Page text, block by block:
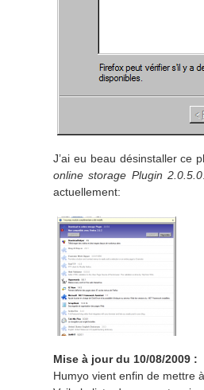
J’ai eu beau désinstaller ce
online storage Plugin 2.0.5.0
actuellement:
Mise à jour du 10/08/2009 :
Humyo vient enfin de mettre